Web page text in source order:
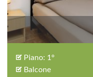
Piano: 1°
Balcone